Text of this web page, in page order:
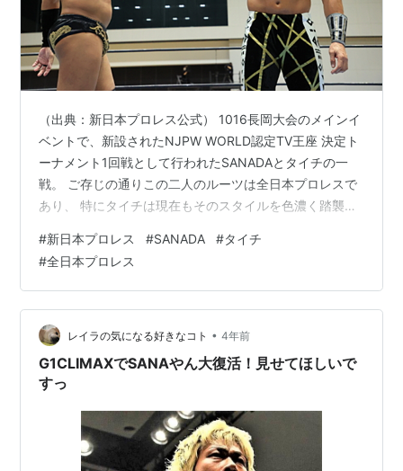
（出典：新日本プロレス公式） 1016長岡大会のメインイ
ベントで、新設されたNJPW WORLD認定TV王座 決定ト
ーナメント1回戦として行われたSANADAとタイチの一
戦。 ご存じの通りこの二人のルーツは全日本プロレスで
あり、 特にタイチは現在もそのスタイルを色濃く踏襲し
本プロレスの元四天王、またタイチの師匠である 川田利
明が登場するというサプライズがあった。 この川田利明
の登場というスパイスで、 この日の会場は新日本プロレ
スではなく、 完全に全日本プロレスという雰囲気が出来
上がった。 そして二人の試合を通しての内容を見ても、
全日本プロ…
#新日本プロレス #SANADA #タイチ
#全日本プロレス
レイラの気になる好きなコト • 4年前
G1CLIMAXでSANAやん大復活！見せてほしいで
すっ